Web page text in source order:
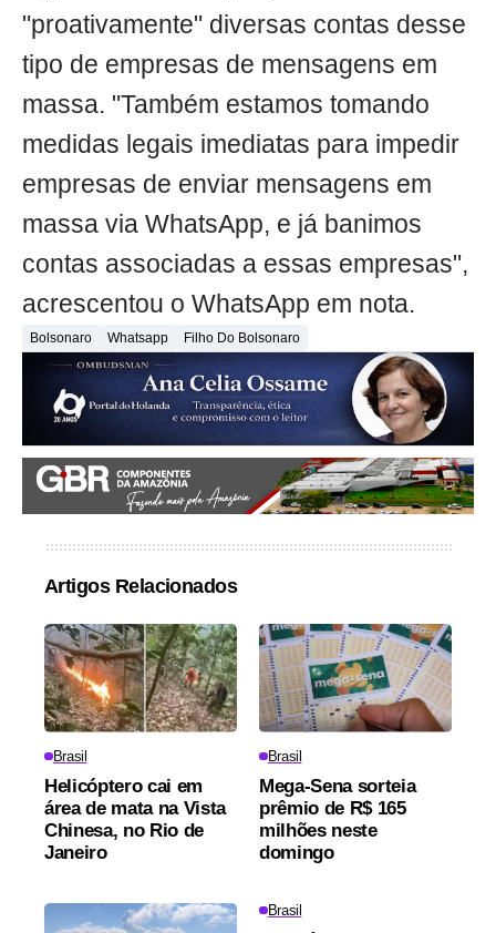
"proativamente" diversas contas desse
tipo de empresas de mensagens em
massa. "Também estamos tomando
medidas legais imediatas para impedir
empresas de enviar mensagens em
massa via WhatsApp, e já banimos
contas associadas a essas empresas",
acrescentou o WhatsApp em nota.
Bolsonaro Whatsapp Filho Do Bolsonaro
Artigos Relacionados
Brasil
Helicóptero cai em
área de mata na Vista
Chinesa, no Rio de
Janeiro
Brasil
Mega-Sena sorteia
prêmio de R$ 165
milhões neste
domingo
Brasil